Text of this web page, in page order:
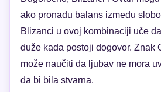
ako pronađu balans između
Blizanci u ovoj kombinaciji uče
duže kada postoji dogovor. Znak
može naučiti da ljubav ne mora
da bi bila stvarna.